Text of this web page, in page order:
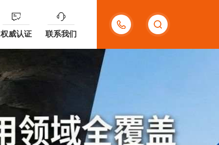
400-
权威认证 联系我们